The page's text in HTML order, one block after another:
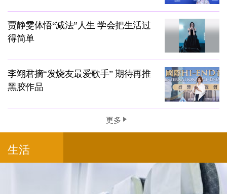
贾静雯体悟“减法”人生 学会把生活过
得简单
李翊君摘“发烧友最爱歌手” 期待再推
黑胶作品
更多
生活